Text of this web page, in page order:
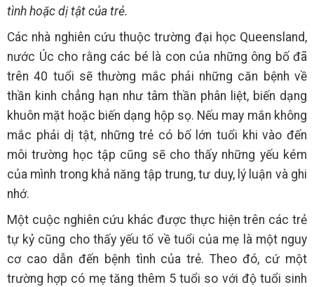
tình hoặc dị tật của trẻ.
Các nhà nghiên cứu thuộc trường đại học Queensland,
nước Úc cho rằng các bé là con của những ông bố đã
trên 40 tuổi sẽ thường mắc phải những căn bệnh về
thần kinh chẳng hạn như tâm thần phân liệt, biến dạng
khuôn mặt hoặc biến dạng hộp sọ. Nếu may mắn không
mắc phải dị tật, những trẻ có bố lớn tuổi khi vào đến
môi trường học tập cũng sẽ cho thấy những yếu kém
của mình trong khả năng tập trung, tư duy, lý luận và ghi
nhớ.
Một cuộc nghiên cứu khác được thực hiện trên các trẻ
tự kỷ cũng cho thấy yếu tố về tuổi của mẹ là một nguy
cơ cao dẫn đến bệnh tình của trẻ. Theo đó, cứ một
trường hợp có mẹ tăng thêm 5 tuổi so với độ tuổi sinh